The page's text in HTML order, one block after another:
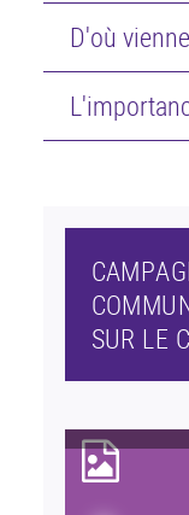
D'où
SUR LE